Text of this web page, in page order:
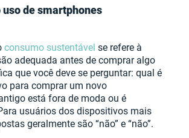
de smartphones
consumo sustentável se refere à
adequada antes de comprar algo
que você deve se perguntar: qual é
para comprar um novo
está fora de moda ou é
usuários dos dispositivos mais
geralmente são “não” e “não”.